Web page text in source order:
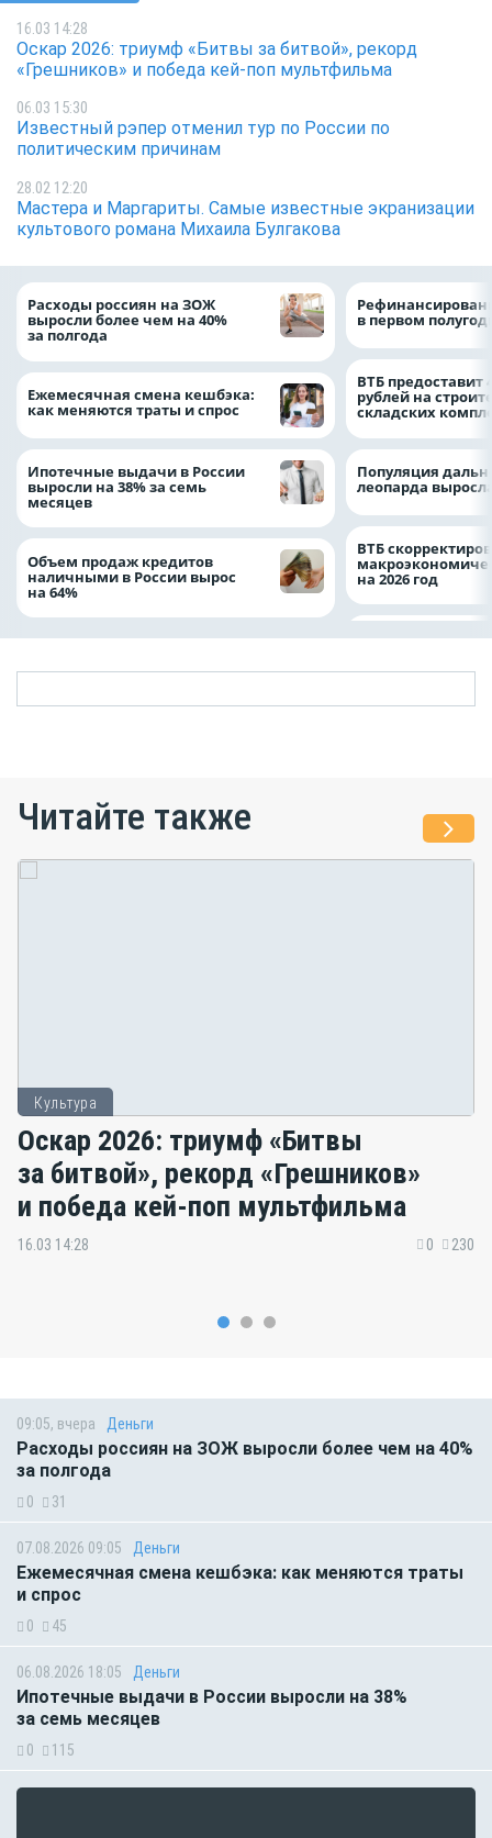
16.03 14:28
Оскар 2026: триумф «Битвы за битвой», рекорд
«Грешников» и победа кей-поп мультфильма
06.03 15:30
Известный рэпер отменил тур по России по
политическим причинам
28.02 12:20
Мастера и Маргариты. Самые известные экранизации
культового романа Михаила Булгакова
Расходы россиян на ЗОЖ
выросли более чем на 40%
за полгода
Ежемесячная смена кешбэка:
как меняются траты и спрос
Ипотечные выдачи в России
выросли на 38% за семь
месяцев
Объем продаж кредитов
наличными в России вырос
на 64%
в первом
ВТБ предоставит
рублей на
складских
Популяция
леопарда
ВТБ
на 2026 год
Читайте также
Культура
Оскар 2026: триумф «Битвы
за битвой», рекорд «Грешников»
и победа кей-поп мультфильма
16.03 14:28 0 230
09:05, вчера Деньги
Расходы россиян на ЗОЖ выросли более чем на 40%
за полгода
0 31
07.08.2026 09:05 Деньги
Ежемесячная смена кешбэка: как меняются траты
и спрос
0 45
06.08.2026 18:05 Деньги
Ипотечные выдачи в России выросли на 38%
за семь месяцев
0 115